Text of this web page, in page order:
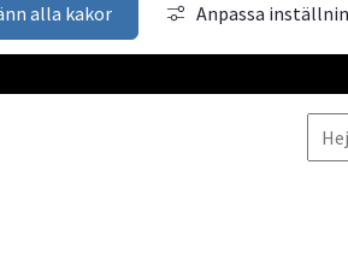
alla kakor Anpassa